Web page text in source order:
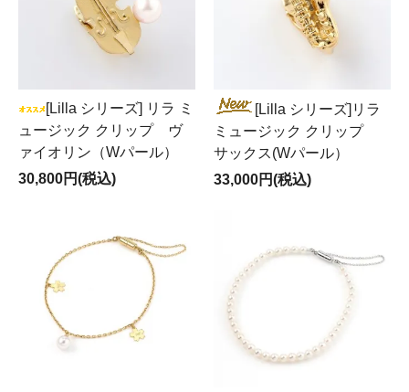
[Lilla シリーズ] リラ ミ
ュージック クリップ ヴ
ァイオリン（Wパール）
30,800円(税込)
[Lilla シリーズ]リラ
ミュージック クリップ
サックス(Wパール）
33,000円(税込)